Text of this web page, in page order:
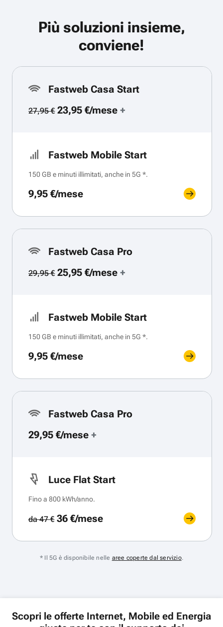
Più soluzioni insieme,
conviene!
Fastweb Casa Start
27,95 €23,95 €/mese+
Fastweb Mobile Start
150 GB e minuti illimitati, anche in 5G *.
9,95 €/mese
Fastweb Casa Pro
29,95 €25,95 €/mese+
Fastweb Mobile Start
150 GB e minuti illimitati, anche in 5G *.
9,95 €/mese
Fastweb Casa Pro
29,95 €/mese +
Luce Flat Start
Fino a 800 kWh/anno.
da 47 €36 €/mese
* Il 5G è disponibile nelle aree coperte dal servizio.
Scopri le offerte Internet, Mobile ed Energia